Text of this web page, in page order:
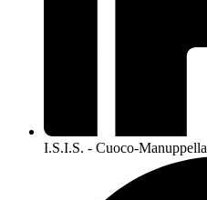
I.S.I.S. - Cuoco-Manuppella